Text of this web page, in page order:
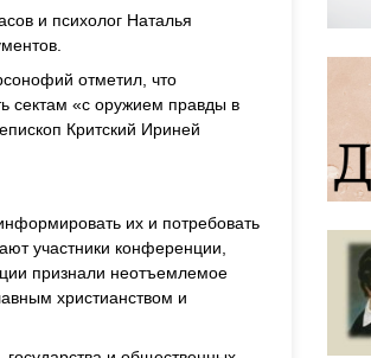
и психолог Наталья
отметил, что
сектам «с оружием правды в
Критский Ириней
их и потребовать
участники конференции,
признали неотъемлемое
христианством и